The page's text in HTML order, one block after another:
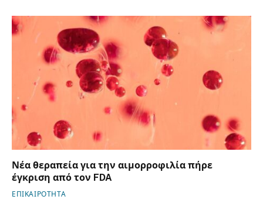
Νέα θεραπεία για την αιμορροφιλία πήρε
έγκριση από τον FDA
ΕΠΙΚΑΙΡΟΤΗΤΑ